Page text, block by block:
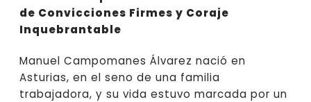
de Convicciones Firmes y Coraje
Inquebrantable
Manuel Campomanes Álvarez nació en
Asturias, en el seno de una familia
trabajadora, y su vida estuvo marcada por un